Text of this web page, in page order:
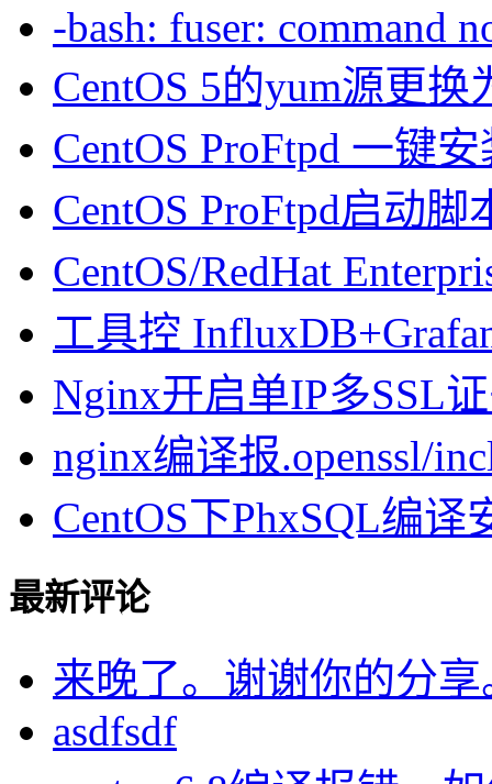
-bash: fuser: command
CentOS 5的yum源更
CentOS ProFtpd 一键
CentOS ProFtpd启动脚
CentOS/RedHat
工具控
Nginx开启单IP多SSL
nginx编译报.openssl/
CentOS下PhxSQL编译
最新评论
来晚了。谢谢你的分享
asdfsdf